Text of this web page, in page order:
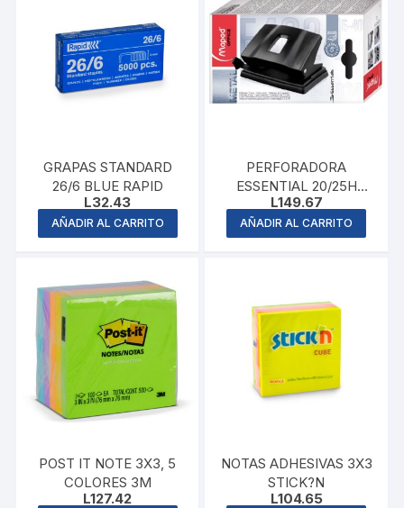
GRAPAS STANDARD
26/6 BLUE RAPID
L32.43
AÑADIR AL CARRITO
PERFORADORA
ESSENTIAL 20/25H
MAPED
L149.67
AÑADIR AL CARRITO
POST IT NOTE 3X3, 5
COLORES 3M
L127.42
NOTAS ADHESIVAS 3X3
STICK?N
L104.65